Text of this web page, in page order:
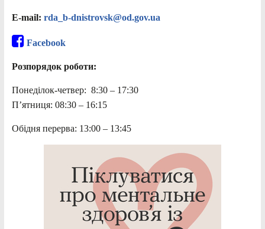
E-mail: rda_b-dnistrovsk@od.gov.ua
Facebook
Розпорядок роботи:
Понеділок-четвер: 8:30 – 17:30
П’ятниця: 08:30 – 16:15
Обідня перерва: 13:00 – 13:45